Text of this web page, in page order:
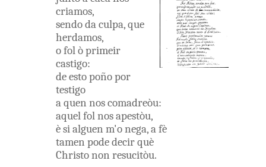
criamos,
sendodaculpa,que
herdamos,
ofolòprimeir
castigo:
de estopoñopor
testigo
aquen noscomadreòu:
aquelfolnosapestòu,
èsialguen m'onega,afè
tamen podedecirquè
Christonon resucitòu.